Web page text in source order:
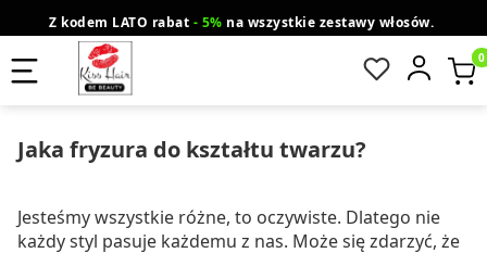
Z kodem LATO rabat - 5% na wszystkie zestawy włosów.
wysyłka gratis od 200 zł Orlen Paczka
Jaka fryzura do kształtu twarzu?
Jesteśmy wszystkie różne, to oczywiste. Dlatego nie
każdy styl pasuje każdemu z nas. Może się zdarzyć, że